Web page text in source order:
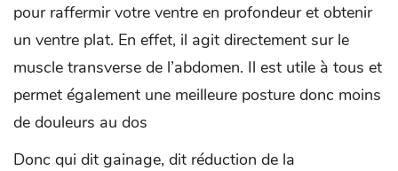
pour raffermir votre ventre en profondeur et obtenir
un ventre plat. En effet, il agit directement sur le
muscle transverse de l’abdomen. Il est utile à tous et
permet également une meilleure posture donc moins
de douleurs au dos
Donc qui dit gainage, dit réduction de la